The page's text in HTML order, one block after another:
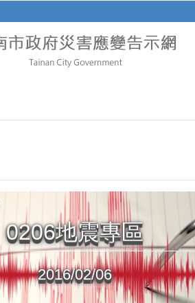
0206地震專區
2016/02/06